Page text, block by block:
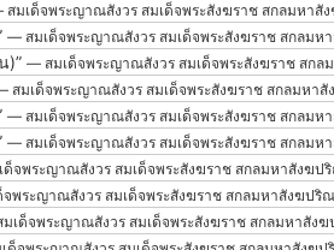
มเด็จพระญาณสังวร สมเด็จพระสังฆราช สกลมหาสั
— สมเด็จพระญาณสังวร สมเด็จพระสังฆราช สกลมห
)” — สมเด็จพระญาณสังวร สมเด็จพระสังฆราช สกล
สมเด็จพระญาณสังวร สมเด็จพระสังฆราช สกลมหา
— สมเด็จพระญาณสังวร สมเด็จพระสังฆราช สกลมห
— สมเด็จพระญาณสังวร สมเด็จพระสังฆราช สกลมห
จพระญาณสังวร สมเด็จพระสังฆราช สกลมหาสังฆป
พระญาณสังวร สมเด็จพระสังฆราช สกลมหาสังฆปริ
เด็จพระญาณสังวร สมเด็จพระสังฆราช สกลมหาสัง